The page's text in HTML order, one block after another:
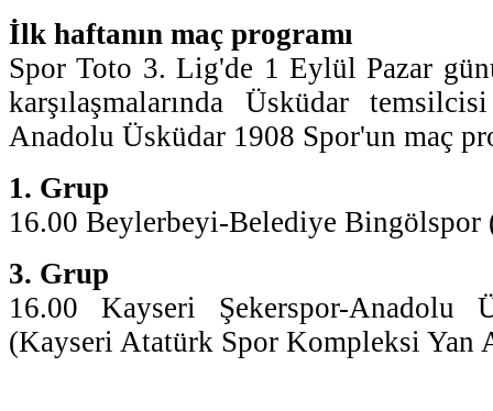
İlk haftanın maç programı
Spor Toto 3. Lig'de 1 Eylül Pazar
karşılaşmalarında Üsküdar
Anadolu Üsküdar 1908 Spor'un maç
1. Grup
16.00 Beylerbeyi-Belediye Bingölspor
3. Grup
16.00 Kayseri Şekerspor-Anadolu
(Kayseri Atatürk Spor Kompleksi Yan